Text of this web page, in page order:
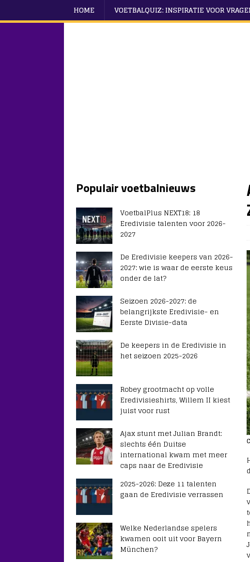
HOME VOETBALQUIZ: INSPIRATIE VOOR
Populair voetbalnieuws
VoetbalPlus NEXT18: 18
Eredivisie talenten voor 2026-
2027
De Eredivisie keepers van 2026-
2027: wie is waar de eerste keus
onder de lat?
Seizoen 2026-2027: de
belangrijkste Eredivisie- en
Eerste Divisie-data
De keepers in de Eredivisie in
het seizoen 2025-2026
Robey grootmacht op volle
Eredivisieshirts, Willem II kiest
juist voor rust
Ajax stunt met Julian Brandt:
slechts één Duitse
international kwam met meer
caps naar de Eredivisie
2025-2026: Deze 11 talenten
gaan de Eredivisie verrassen
Welke Nederlandse spelers
kwamen ooit uit voor Bayern
München?